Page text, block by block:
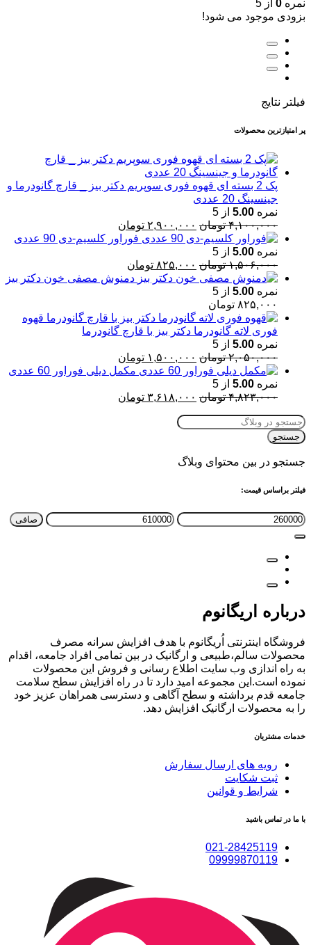
نمره 0 از 5
بزودی موجود می شود!
فیلتر نتایج
پر امتیازترین محصولات
پک 2 بسته ای قهوه فوری سوپریم دکتر بیز _ قارچ گانودرما و
جینسینگ 20 عددی
نمره 5.00 از 5
۴,۱۰۰,۰۰۰ تومان قیمت
اصلی:
بود.
۲,۹۰۰,۰۰۰ تومان
فعلی:
فوراور کلسیم-دی 90 عددی
نمره 5.00 از 5
۱,۵۰۶,۰۰۰ تومان قیمت
اصلی:
۸۲۵,۰۰۰ تومان
فعلی:
دمنوش مصفی خون دکتر بیز
نمره 5.00 از 5
۸۲۵,۰۰۰ تومان
قهوه
فوری لاته گانودرما دکتر بیز با قارچ گانودرما
نمره 5.00 از 5
۲,۰۵۰,۰۰۰ تومان قیمت
اصلی:
بود.
۱,۵۰۰,۰۰۰ تومان
فعلی:
مکمل دیلی فوراور 60 عددی
نمره 5.00 از 5
۴,۸۲۳,۰۰۰ تومان قیمت
۳,۶۱۸,۰۰۰ تومان
جستجو
جستجو در بین محتوای وبلاگ
فیلتر براساس قیمت:
حداقل
حداكثر
صافی
درباره اریگانوم
فروشگاه اینترنتی اُریگانوم با هدف افزایش سرانه مصرف
محصولات سالم،طبیعی و ارگانیک در بین تمامی افراد جامعه، اقدام
به راه اندازی وب سایت اطلاع رسانی و فروش این محصولات
نموده است.این مجموعه امید دارد تا در راه افزایش سطح سلامت
جامعه قدم برداشته و سطح آگاهی و دسترسی همراهان عزیز خود
را به محصولات ارگانیک افزایش دهد.
خدمات مشتریان
رویه های ارسال سفارش
ثبت شکایت
شرایط و قوانین
با ما در تماس باشید
021-28425119
09999870119